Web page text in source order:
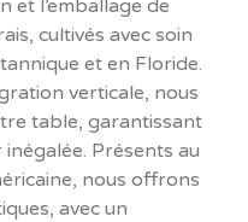
et l’emballage de
cultivés avec soin
et en Floride.
verticale, nous
table, garantissant
Présents au
nous offrons
avec un